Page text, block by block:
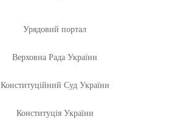
Урядовий портал
Верховна Рада України
Конституційний Суд України
Конституція України